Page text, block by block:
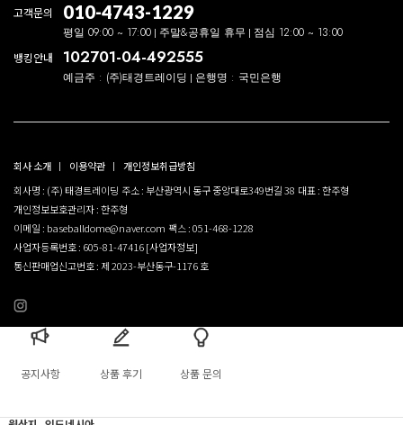
고객문의 010-4743-1229
평일 09:00 ~ 17:00 주말&공휴일 휴무 점심 12:00 ~ 13:00
뱅킹안내 102701-04-492555
예금주 : (주)태경트레이딩 은행명 : 국민은행
회사 소개 이용약관
개인정보취급방침
회사명 : (주) 태경트레이딩 주소 : 부산광역시 동구 중앙대로349번길 38 대표 : 한주형
개인정보보호관리자 : 한주형
이메일 : baseballdome@naver.com 팩스 : 051-468-1228
사업자등록번호 : 605-81-47416[사업자정보]
통신판매업신고번호 : 제 2023-부산동구-1176 호
공지사항 상품 후기 상품 문의